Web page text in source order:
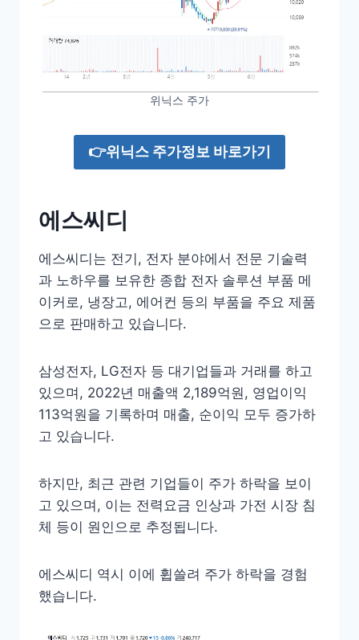
위닉스 주가
👉위닉스 주가정보 바로가기
에스씨디
에스씨디는 전기, 전자 분야에서 전문 기술력
과 노하우를 보유한 종합 전자 솔루션 부품 메
이커로, 냉장고, 에어컨 등의 부품을 주요 제품
으로 판매하고 있습니다.
삼성전자, LG전자 등 대기업들과 거래를 하고
있으며, 2022년 매출액 2,189억원, 영업이익
113억원을 기록하며 매출, 순이익 모두 증가하
고 있습니다.
하지만, 최근 관련 기업들이 주가 하락을 보이
고 있으며, 이는 전력요금 인상과 가전 시장 침
체 등이 원인으로 추정됩니다.
에스씨디 역시 이에 휩쓸려 주가 하락을 경험
했습니다.